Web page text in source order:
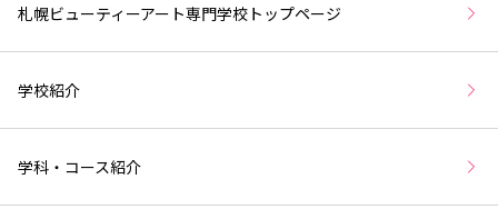
札幌ビューティーアート専門学校トップページ
学校紹介
学科・コース紹介